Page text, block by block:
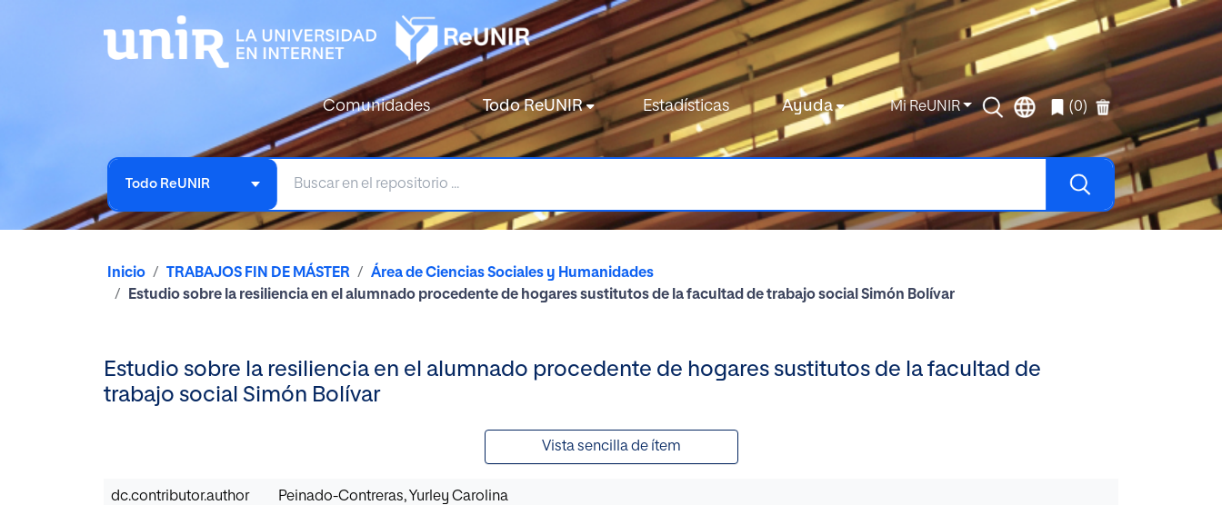
Comunidades Todo ReUNIR Estadísticas Ayuda Mi ReUNIR (0)
Todo ReUNIR
Inicio TRABAJOS FIN DE MÁSTER
Área de Ciencias Sociales y Humanidades
Estudio sobre la resiliencia en el alumnado procedente de hogares sustitutos de la facultad de trabajo social Simón Bolívar
Estudio sobre la resiliencia en el alumnado procedente de hogares sustitutos de la facultad de
trabajo social Simón Bolívar
Vista sencilla de ítem
dc.contributor.author Peinado-Contreras, Yurley Carolina